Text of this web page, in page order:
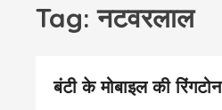
Tag:नटवरलाल
बंटी के मोबाइल की रिंगटोन